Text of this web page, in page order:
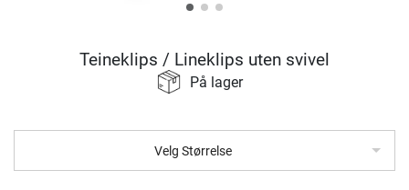
Teineklips / Lineklips uten svivel
På lager
Velg Størrelse